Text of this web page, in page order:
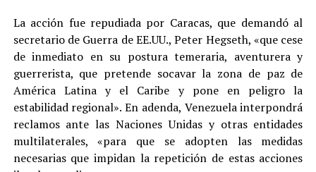
La acción fue repudiada por Caracas, que demandó al
secretario de Guerra de EE.UU., Peter Hegseth, «que cese
de inmediato en su postura temeraria, aventurera y
guerrerista, que pretende socavar la zona de paz de
América Latina y el Caribe y pone en peligro la
estabilidad regional». En adenda, Venezuela interpondrá
reclamos ante las Naciones Unidas y otras entidades
multilaterales, «para que se adopten las medidas
necesarias que impidan la repetición de estas acciones